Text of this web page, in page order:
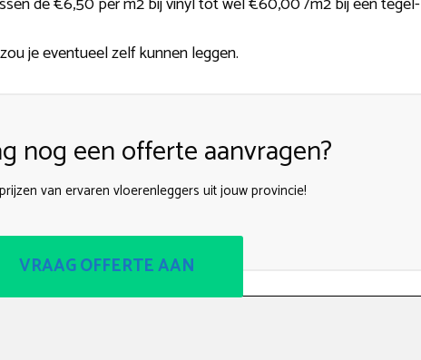
je eventueel zelf kunnen leggen.
nog een offerte aanvragen?
van ervaren vloerenleggers uit jouw provincie!
VRAAG OFFERTE AAN